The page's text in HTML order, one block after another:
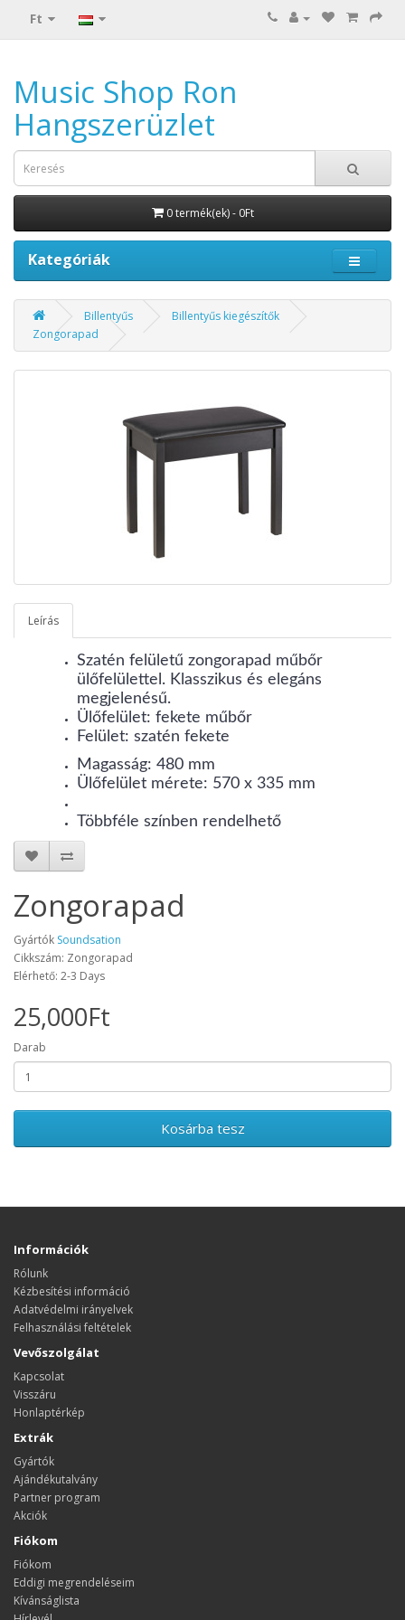
Ft
Music Shop Ron
Hangszerüzlet
0 termék(ek) - 0Ft
Kategóriák
Billentyűs
Billentyűs kiegészítők
Zongorapad
Leírás
Szatén felületű zongorapad műbőr
ülőfelülettel. Klasszikus és elegáns
megjelenésű.
Ülőfelület: fekete műbőr
Felület: szatén fekete
Magasság: 480 mm
Ülőfelület mérete: 570 x 335 mm
Többféle színben rendelhető
Zongorapad
Gyártók Soundsation
Cikkszám: Zongorapad
Elérhető: 2-3 Days
25,000Ft
Darab
Kosárba tesz
Információk
Rólunk
Kézbesítési információ
Adatvédelmi irányelvek
Felhasználási feltételek
Vevőszolgálat
Kapcsolat
Visszáru
Honlaptérkép
Extrák
Gyártók
Ajándékutalvány
Partner program
Akciók
Fiókom
Fiókom
Eddigi megrendeléseim
Kívánságlista